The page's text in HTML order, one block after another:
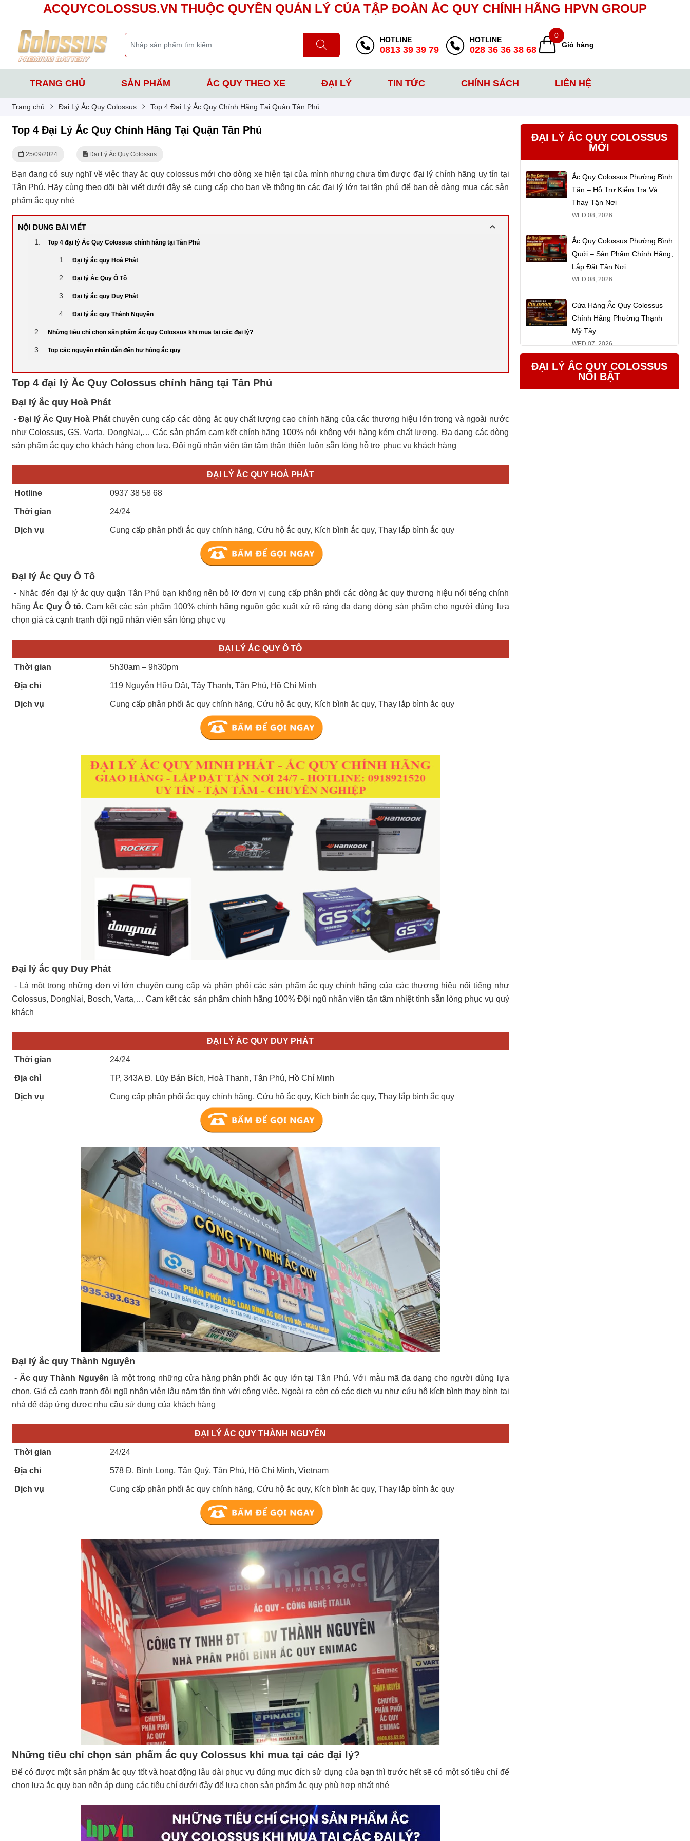
ACQUYCOLOSSUS.VN THUỘC QUYỀN QUẢN LÝ CỦA TẬP ĐOÀN ẮC QUY CHÍNH HÃNG HPVN GROUP
HOTLINE
0813 39 39 79
HOTLINE
028 36 36 38 68
0
Giỏ hàng
TRANG CHỦ SẢN PHẨM ẮC QUY THEO XE ĐẠI LÝ TIN TỨC CHÍNH SÁCH LIÊN HỆ
Trang chủ Đại Lý Ắc Quy Colossus Top 4 Đại Lý Ắc Quy Chính Hãng Tại Quận Tân Phú
Top 4 Đại Lý Ắc Quy Chính Hãng Tại Quận Tân Phú
25/09/2024 Đại Lý Ắc Quy Colossus
Bạn đang có suy nghĩ về việc thay ắc quy colossus mới cho dòng xe hiện tại của mình nhưng chưa tìm được đại lý chính hãng uy tín tại
Tân Phú. Hãy cùng theo dõi bài viết dưới đây sẽ cung cấp cho bạn về thông tin các đại lý lớn tại tân phú để bạn dễ dàng mua các sản
phẩm ắc quy nhé
NỘI DUNG BÀI VIẾT
Top 4 đại lý Ắc Quy Colossus chính hãng tại Tân Phú
Đại lý ắc quy Hoà Phát
Đại lý Ắc Quy Ô Tô
Đại lý ắc quy Duy Phát
Đại lý ắc quy Thành Nguyên
Những tiêu chí chọn sản phẩm ắc quy Colossus khi mua tại các đại lý?
Top các nguyên nhân dẫn đến hư hỏng ắc quy
Top 4 đại lý Ắc Quy Colossus chính hãng tại Tân Phú
Đại lý ắc quy Hoà Phát
-Đại lý Ắc Quy Hoà Phátchuyên cung cấp các dòng ắc quy chất lượng cao chính hãng của các thương hiệu lớn trong và ngoài nước
như Colossus, GS, Varta, DongNai,… Các sản phẩm cam kết chính hãng 100% nói không với hàng kém chất lượng. Đa dạng các dòng
sản phẩm ắc quy cho khách hàng chọn lựa. Đội ngũ nhân viên tận tâm thân thiện luôn sẵn lòng hỗ trợ phục vụ khách hàng
ĐẠI LÝ ẮC QUY HOÀ PHÁT
Hotline 0937 38 58 68
Thời gian 24/24
Dịch vụ Cung cấp phân phối ắc quy chính hãng, Cứu hộ ắc quy, Kích bình ắc quy, Thay lắp bình ắc quy
Đại lý Ắc Quy Ô Tô
- Nhắc đến đại lý ắc quy quận Tân Phú bạn không nên bỏ lỡ đơn vị cung cấp phân phối các dòng ắc quy thương hiệu nổi tiếng chính
hãng Ắc Quy Ô tô. Cam kết các sản phẩm 100% chính hãng nguồn gốc xuất xứ rõ ràng đa dạng dòng sản phẩm cho người dùng lựa
chọn giá cả cạnh trạnh đội ngũ nhân viên sẵn lòng phục vụ
ĐẠI LÝ ẮC QUY Ô TÔ
Thời gian 5h30am – 9h30pm
Địa chỉ 119 Nguyễn Hữu Dật, Tây Thạnh, Tân Phú, Hồ Chí Minh
Dịch vụ Cung cấp phân phối ắc quy chính hãng, Cứu hộ ắc quy, Kích bình ắc quy, Thay lắp bình ắc quy
Đại lý ắc quy Duy Phát
- Là một trong những đơn vị lớn chuyên cung cấp và phân phối các sản phẩm ắc quy chính hãng của các thương hiệu nổi tiếng như
Colossus, DongNai, Bosch, Varta,… Cam kết các sản phẩm chính hãng 100% Đội ngũ nhân viên tận tâm nhiệt tình sẵn lòng phục vụ quý
khách
ĐẠI LÝ ẮC QUY DUY PHÁT
Thời gian 24/24
Địa chỉ TP, 343A Đ. Lũy Bán Bích, Hoà Thanh, Tân Phú, Hồ Chí Minh
Dịch vụ Cung cấp phân phối ắc quy chính hãng, Cứu hộ ắc quy, Kích bình ắc quy, Thay lắp bình ắc quy
Đại lý ắc quy Thành Nguyên
-Ắc quy Thành Nguyên là một trong những cửa hàng phân phối ắc quy lớn tại Tân Phú. Với mẫu mã đa dạng cho người dùng lựa
chọn. Giá cả cạnh trạnh đội ngũ nhân viên lâu năm tận tình với công việc. Ngoài ra còn có các dịch vụ như cứu hộ kích bình thay bình tại
nhà để đáp ứng được nhu cầu sử dụng của khách hàng
ĐẠI LÝ ẮC QUY THÀNH NGUYÊN
Thời gian 24/24
Địa chỉ 578 Đ. Bình Long, Tân Quý, Tân Phú, Hồ Chí Minh, Vietnam
Dịch vụ Cung cấp phân phối ắc quy chính hãng, Cứu hộ ắc quy, Kích bình ắc quy, Thay lắp bình ắc quy
Những tiêu chí chọn sản phẩm ắc quy Colossus khi mua tại các đại lý?
Để có được một sản phẩm ắc quy tốt và hoạt động lâu dài phục vụ đúng mục đích sử dụng của bạn thì trước hết sẽ có một số tiêu chí để
chọn lựa ắc quy bạn nên áp dụng các tiêu chí dưới đây để lựa chọn sản phẩm ắc quy phù hợp nhất nhé
ĐẠI LÝ ẮC QUY COLOSSUS
MỚI
Ắc Quy Colossus Phường Bình
Tân – Hỗ Trợ Kiểm Tra Và
Thay Tận Nơi
WED 08, 2026
Ắc Quy Colossus Phường Bình
Quới – Sản Phẩm Chính Hãng,
Lắp Đặt Tận Nơi
WED 08, 2026
Cửa Hàng Ắc Quy Colossus
Chính Hãng Phường Thạnh
Mỹ Tây
WED 07, 2026
ĐẠI LÝ ẮC QUY COLOSSUS
NỔI BẬT